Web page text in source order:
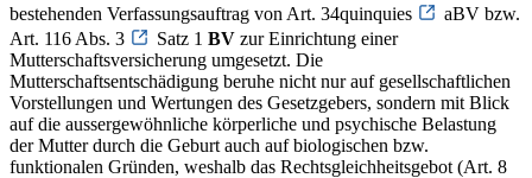
bestehenden Verfassungsauftrag von Art. 34quinquies
aBV bzw.
Art. 116 Abs. 3
Satz 1 BV zur Einrichtung einer
Mutterschaftsversicherung umgesetzt. Die
Mutterschaftsentschädigung beruhe nicht nur auf gesellschaftlichen
Vorstellungen und Wertungen des Gesetzgebers, sondern mit Blick
auf die aussergewöhnliche körperliche und psychische Belastung
der Mutter durch die Geburt auch auf biologischen bzw.
funktionalen Gründen, weshalb das Rechtsgleichheitsgebot (Art. 8